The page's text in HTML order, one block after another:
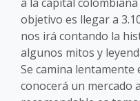
objetivo es llegar a
nos irá contando la
algunos mitos y
Se camina lentamente
conocerá un mercado